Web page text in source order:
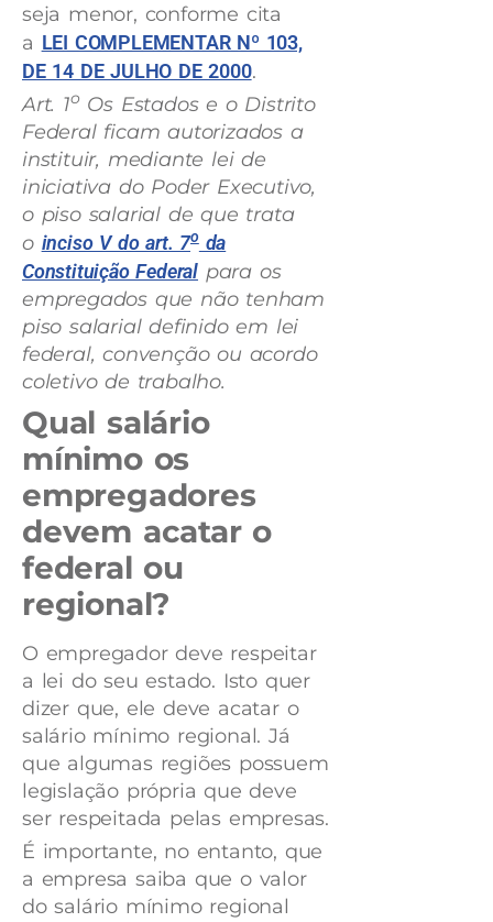
seja menor, conforme cita
a LEI COMPLEMENTAR Nº 103,
DE 14 DE JULHO DE 2000.
Art. 1o Os Estados e o Distrito
Federal ficam autorizados a
instituir, mediante lei de
iniciativa do Poder Executivo,
o piso salarial de que trata
o inciso V do art. 7oda
Constituição Federal para os
empregados que não tenham
piso salarial definido em lei
federal, convenção ou acordo
coletivo de trabalho.
Qual salário
mínimo os
empregadores
devem acatar o
federal ou
regional?
O empregador deve respeitar
a lei do seu estado. Isto quer
dizer que, ele deve acatar o
salário mínimo regional. Já
que algumas regiões possuem
legislação própria que deve
ser respeitada pelas empresas.
É importante, no entanto, que
a empresa saiba que o valor
do salário mínimo regional